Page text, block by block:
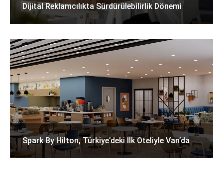
Dijital Reklamcılıkta Sürdürülebilirlik Dönemi
Spark By Hilton, Türkiye’deki Ilk Oteliyle Van’da